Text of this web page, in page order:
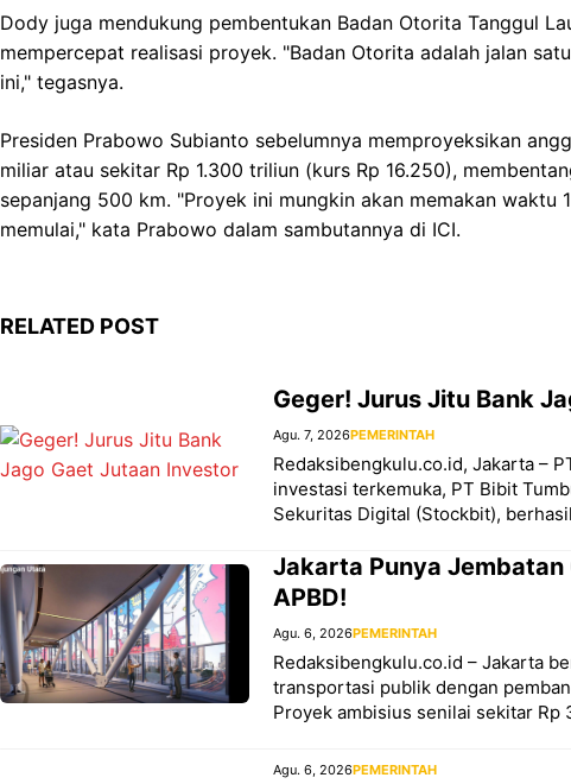
Dody juga mendukung pembentukan Badan Otorita Tanggul
mempercepat realisasi proyek. "Badan Otorita adalah jalan
ini," tegasnya.
Presiden Prabowo Subianto sebelumnya memproyeksikan
miliar atau sekitar Rp 1.300 triliun (kurs Rp 16.250),
sepanjang 500 km. "Proyek ini mungkin akan memakan waktu
memulai," kata Prabowo dalam sambutannya di ICI.
RELATED POST
Geger! Jurus Jitu Bank
Agu. 7, 2026PEMERINTAH
Redaksibengkulu.co.id, Jakarta –
investasi terkemuka, PT Bibit
Sekuritas Digital (Stockbit),
Jakarta Punya Jembatan
APBD!
Agu. 6, 2026PEMERINTAH
Redaksibengkulu.co.id – Jakarta
transportasi publik dengan
Proyek ambisius senilai sekitar Rp
Agu. 6, 2026PEMERINTAH